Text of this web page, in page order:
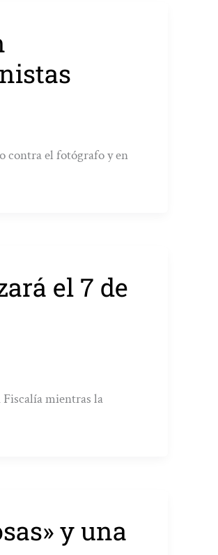
contra el fotógrafo y en
el 7 de
Fiscalía mientras la
y una